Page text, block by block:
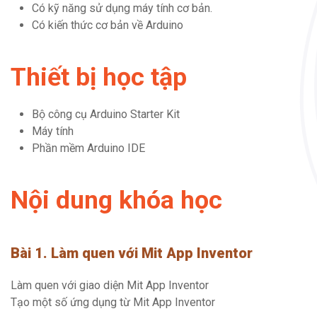
Có kỹ năng sử dụng máy tính cơ bản.
Có kiến thức cơ bản về Arduino
Thiết bị học tập
Bộ công cụ Arduino Starter Kit
Máy tính
Phần mềm Arduino IDE
Nội dung khóa học
Bài 1. Làm quen với Mit App Inventor
Làm quen với giao diện Mit App Inventor
Tạo một số ứng dụng từ Mit App Inventor